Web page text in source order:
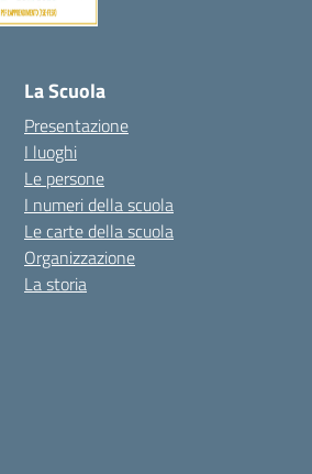
La Scuola
Presentazione
I luoghi
Le persone
I numeri della scuola
Le carte della scuola
Organizzazione
La storia